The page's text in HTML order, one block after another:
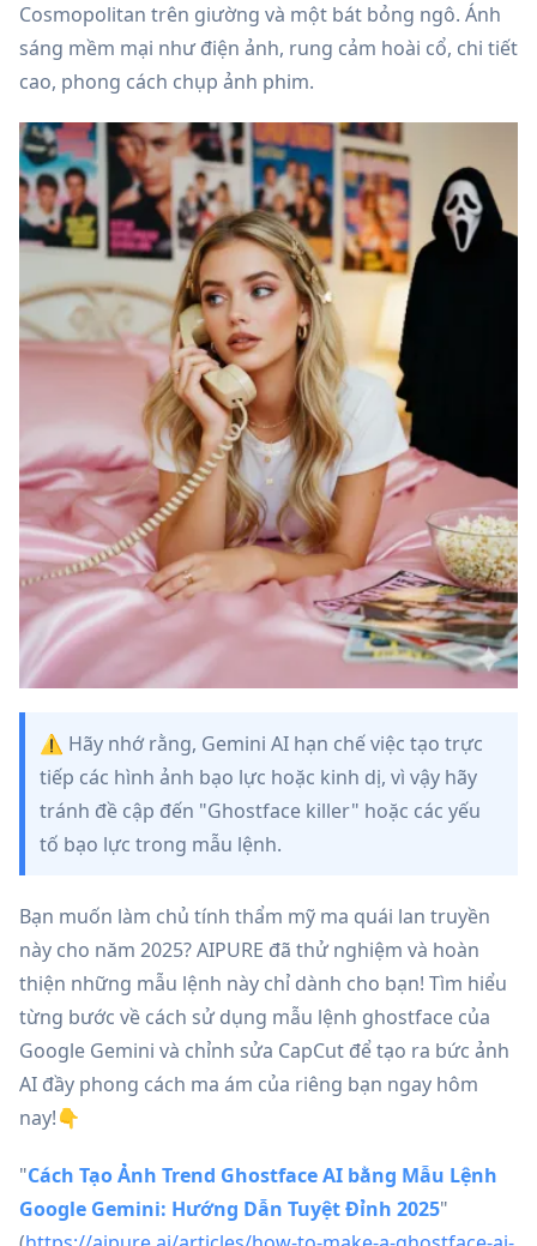
Cosmopolitan trên giường và một bát bỏng ngô. Ánh
sáng mềm mại như điện ảnh, rung cảm hoài cổ, chi tiết
cao, phong cách chụp ảnh phim.
⚠️ Hãy nhớ rằng, Gemini AI hạn chế việc tạo trực
tiếp các hình ảnh bạo lực hoặc kinh dị, vì vậy hãy
tránh đề cập đến "Ghostface killer" hoặc các yếu
tố bạo lực trong mẫu lệnh.
Bạn muốn làm chủ tính thẩm mỹ ma quái lan truyền
này cho năm 2025? AIPURE đã thử nghiệm và hoàn
thiện những mẫu lệnh này chỉ dành cho bạn! Tìm hiểu
từng bước về cách sử dụng mẫu lệnh ghostface của
Google Gemini và chỉnh sửa CapCut để tạo ra bức ảnh
AI đầy phong cách ma ám của riêng bạn ngay hôm
nay!👇
"Cách Tạo Ảnh Trend Ghostface AI bằng Mẫu Lệnh
Google Gemini: Hướng Dẫn Tuyệt Đỉnh 2025"